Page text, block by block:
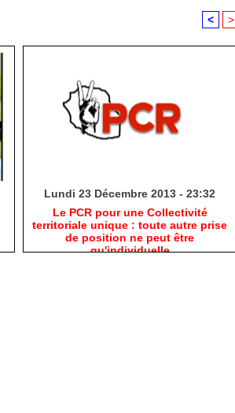
< >
Lundi 23 Décembre 2013 - 23:32
Le PCR pour une Collectivité
territoriale unique : toute autre prise
de position ne peut être
qu'individuelle